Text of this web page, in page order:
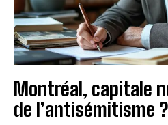
Montréal, capitale
de l’antisémitisme ?